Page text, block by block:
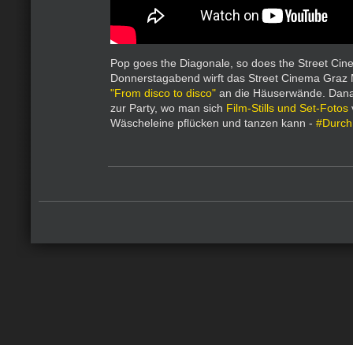
Pop goes the Diagonale, so does the Street
Donnerstagabend wirft das Street Cinema Graz
"From disco to disco" an die Häuserwände.
zur Party, wo man sich Film-Stills und Set-Fotos
Wäscheleine pflücken und tanzen kann -